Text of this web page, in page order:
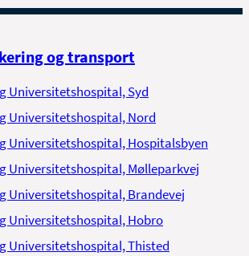
og transport
Universitetshospital, Syd
Universitetshospital, Nord
Universitetshospital, Hospitalsbyen
Universitetshospital, Mølleparkvej
Universitetshospital, Brandevej
Universitetshospital, Hobro
Universitetshospital, Thisted